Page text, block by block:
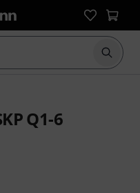
Börja
Q1-6
4 kundbetyg